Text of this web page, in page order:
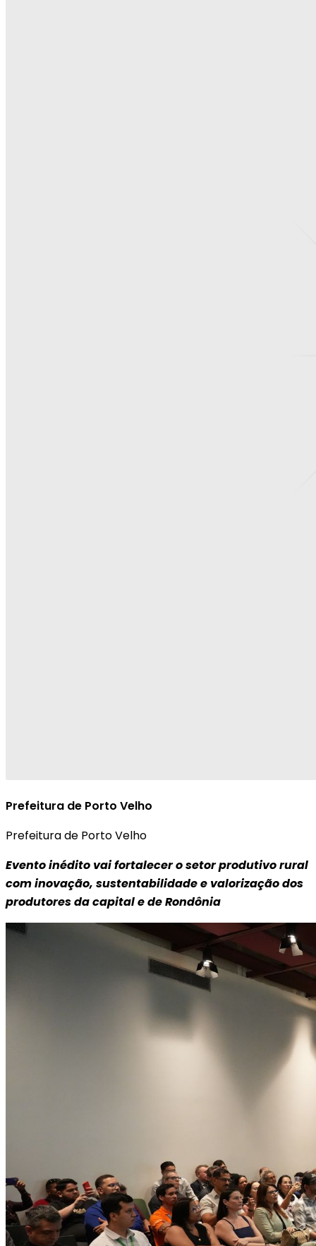
Prefeitura de Porto Velho
Prefeitura de Porto Velho
Evento inédito vai fortalecer o setor produtivo rural
com inovação, sustentabilidade e valorização dos
produtores da capital e de Rondônia